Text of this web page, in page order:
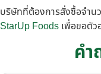
บริษัทที่ต้องการสั่งซื้อจำน
StarUp Foods เพื่อขอตัว
ค